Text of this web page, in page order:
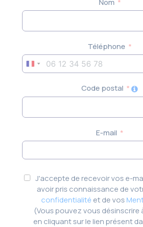
Téléphone
France
+33
Code postal
E-mail
J'accepte de recevoir vos e-
avoir pris connaissance de
confidentialité et de vos
(Vous pouvez vous
en cliquant sur le lien présent